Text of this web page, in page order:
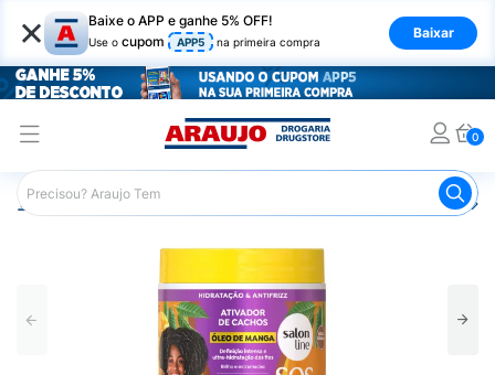
× Baixe o APP e ganhe 5% OFF!
Use o cupom APP5 na primeira compra
Baixar
0
Araujo Cabelo Ativador de Cachos